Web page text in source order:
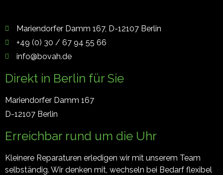
Mariendorfer Damm 167, D-12107 Berlin
+49 (0) 30 / 67 94 55 66
info@bovah.de
Direkt in Berlin für Sie
Mariendorfer Damm 167
D-12107 Berlin
Erreichbar rund um die Uhr
Kleinere Reparaturen erledigen wir mit unserem Team
selbständig. Wir denken mit, wechseln bei Bedarf flexibel